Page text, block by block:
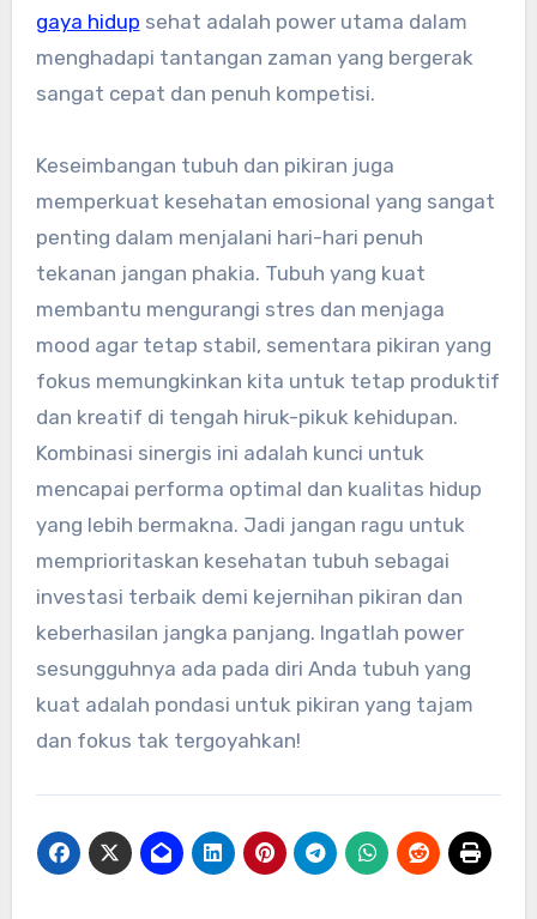
gaya hidup sehat adalah power utama dalam
menghadapi tantangan zaman yang bergerak
sangat cepat dan penuh kompetisi.
Keseimbangan tubuh dan pikiran juga
memperkuat kesehatan emosional yang sangat
penting dalam menjalani hari-hari penuh
tekanan jangan phakia. Tubuh yang kuat
membantu mengurangi stres dan menjaga
mood agar tetap stabil, sementara pikiran yang
fokus memungkinkan kita untuk tetap produktif
dan kreatif di tengah hiruk-pikuk kehidupan.
Kombinasi sinergis ini adalah kunci untuk
mencapai performa optimal dan kualitas hidup
yang lebih bermakna. Jadi jangan ragu untuk
memprioritaskan kesehatan tubuh sebagai
investasi terbaik demi kejernihan pikiran dan
keberhasilan jangka panjang. Ingatlah power
sesungguhnya ada pada diri Anda tubuh yang
kuat adalah pondasi untuk pikiran yang tajam
dan fokus tak tergoyahkan!